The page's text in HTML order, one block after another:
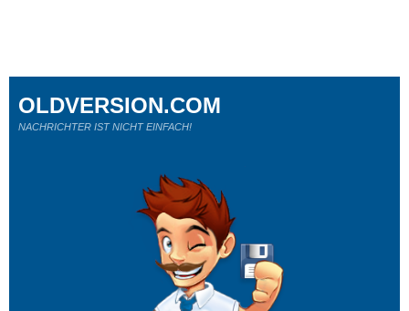
OLDVERSION.COM
NACHRICHTER IST NICHT EINFACH!